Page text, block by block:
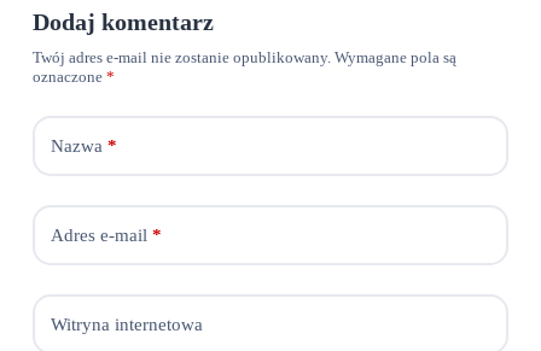
Dodaj komentarz
Twój adres e-mail nie zostanie opublikowany. Wymagane pola są
oznaczone *
Nazwa *
Adres e-mail *
Witryna internetowa